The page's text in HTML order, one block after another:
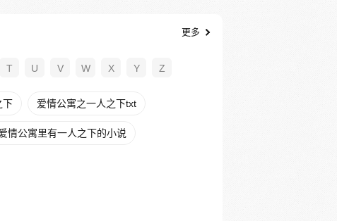
更多
T U V W X Y Z
下 爱情公寓之一人之下txt
情公寓里有一人之下的小说